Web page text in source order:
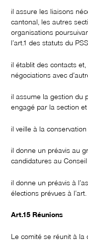
il assure les liaisons
cantonal, les autres
organisations
l’art.1 des statuts du
il établit des contacts et,
négociations avec
il assume la gestion du
engagé par la section
il veille à la
il donne un préavis au
candidatures au
il donne un préavis à
élections prévues à l’art.
Art.15 Réunions
Le comité se réunit à la